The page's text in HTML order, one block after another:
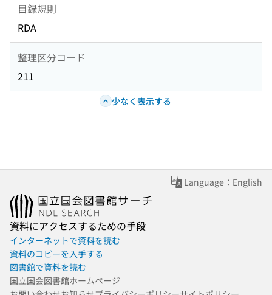
目録規則
RDA
整理区分コード
211
少なく表示する
Language：English
資料にアクセスするための手段
インターネットで資料を読む
資料のコピーを入手する
図書館で資料を読む
国立国会図書館ホームページ